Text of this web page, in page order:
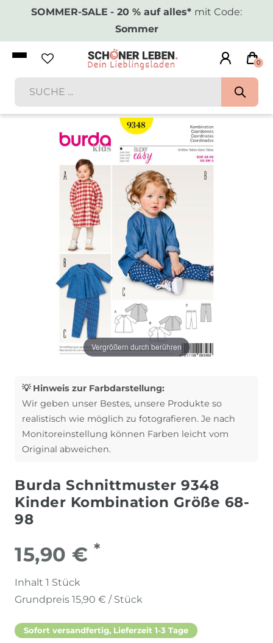
SOMMER-SALE - 20 % auf alles* mit Code:
Sommer
0
Vergrößern durch berühren
💡 Hinweis zur Farbdarstellung:
Wir geben unser Bestes, unsere Produkte so
realistisch wie möglich zu fotografieren. Je nach
Monitoreinstellung können Farben leicht vom
Original abweichen.
Burda Schnittmuster 9348
Kinder Kombination Größe 68-
98
15,90 € *
Inhalt 1 Stück
Grundpreis 15,90 € / Stück
Sofort versandfertig, Lieferzeit 1-3 Tage